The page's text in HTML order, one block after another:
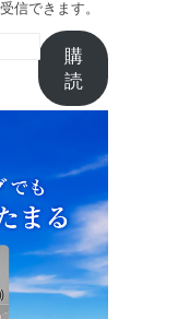
信できます。
購
読